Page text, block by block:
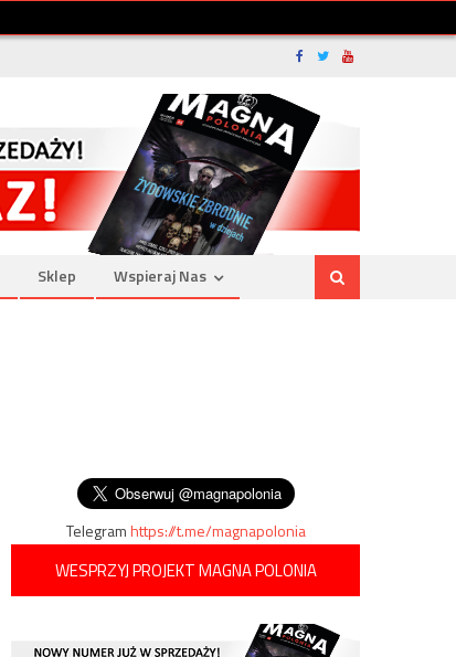
Sklep Wspieraj Nas
Telegramhttps://t.me/magnapolonia
WESPRZYJ PROJEKT MAGNA POLONIA